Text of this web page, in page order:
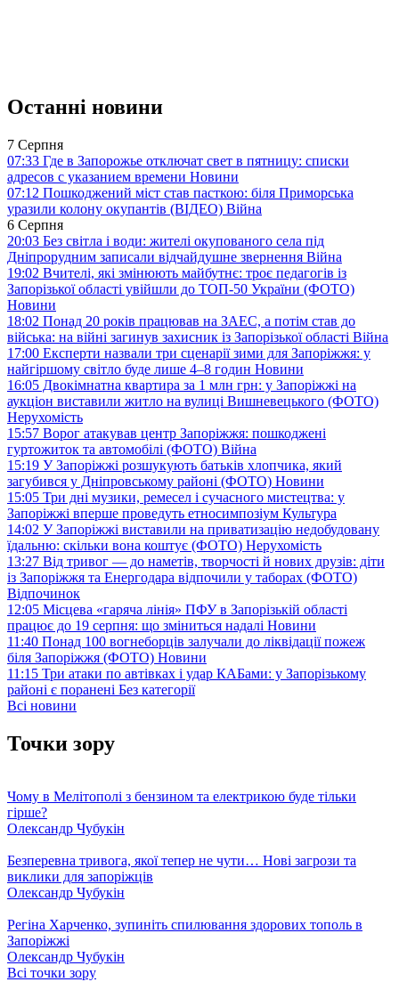
Останні новини
7 Серпня
07:33 Где в Запорожье отключат свет в пятницу: списки
адресов с указанием времени Новини
07:12 Пошкоджений міст став пасткою: біля Приморська
уразили колону окупантів (ВІДЕО) Війна
6 Серпня
20:03 Без світла і води: жителі окупованого села під
Дніпрорудним записали відчайдушне звернення Війна
19:02 Вчителі, які змінюють майбутнє: троє педагогів із
Запорізької області увійшли до ТОП-50 України (ФОТО)
Новини
18:02 Понад 20 років працював на ЗАЕС, а потім став до
війська: на війні загинув захисник із Запорізької області Війна
17:00 Експерти назвали три сценарії зими для Запоріжжя: у
найгіршому світло буде лише 4–8 годин Новини
16:05 Двокімнатна квартира за 1 млн грн: у Запоріжжі на
аукціон виставили житло на вулиці Вишневецького (ФОТО)
Нерухомість
15:57 Ворог атакував центр Запоріжжя: пошкоджені
гуртожиток та автомобілі (ФОТО) Війна
15:19 У Запоріжжі розшукують батьків хлопчика, який
загубився у Дніпровському районі (ФОТО) Новини
15:05 Три дні музики, ремесел і сучасного мистецтва: у
Запоріжжі вперше проведуть етносимпозіум Культура
14:02 У Запоріжжі виставили на приватизацію недобудовану
їдальню: скільки вона коштує (ФОТО) Нерухомість
13:27 Від тривог — до наметів, творчості й нових друзів: діти
із Запоріжжя та Енергодара відпочили у таборах (ФОТО)
Відпочинок
12:05 Місцева «гаряча лінія» ПФУ в Запорізькій області
працює до 19 серпня: що зміниться надалі Новини
11:40 Понад 100 вогнеборців залучали до ліквідації пожеж
біля Запоріжжя (ФОТО) Новини
11:15 Три атаки по автівках і удар КАБами: у Запорізькому
районі є поранені Без категорії
Всі новини
Точки зору
Чому в Мелітополі з бензином та електрикою буде тільки
гірше?
Олександр Чубукін
Безперевна тривога, якої тепер не чути… Нові загрози та
виклики для запоріжців
Олександр Чубукін
Регіна Харченко, зупиніть спилювання здорових тополь в
Запоріжжі
Олександр Чубукін
Всі точки зору